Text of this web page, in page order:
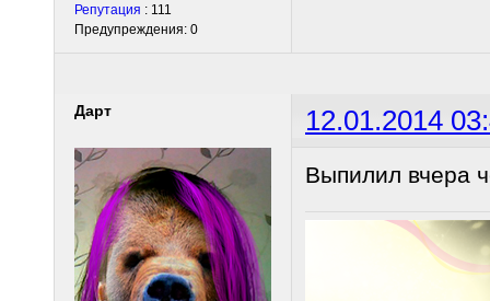
Репутация : 111
Предупреждения: 0
Дарт 12.01.2014
Выпилил вчера